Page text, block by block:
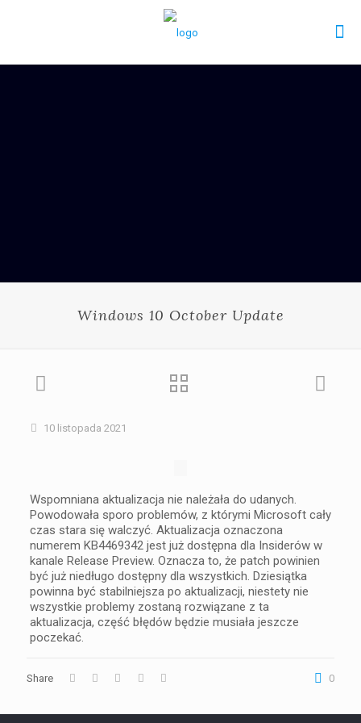
Windows 10 October Update
10 listopada 2021
Wspomniana aktualizacja nie należała do udanych.
Powodowała sporo problemów, z którymi Microsoft cały
czas stara się walczyć. Aktualizacja oznaczona
numerem KB4469342 jest już dostępna dla Insiderów w
kanale Release Preview. Oznacza to, że patch powinien
być już niedługo dostępny dla wszystkich. Dziesiątka
powinna być stabilniejsza po aktualizacji, niestety nie
wszystkie problemy zostaną rozwiązane z ta
aktualizacja, część błędów będzie musiała jeszcze
poczekać.
Share 0